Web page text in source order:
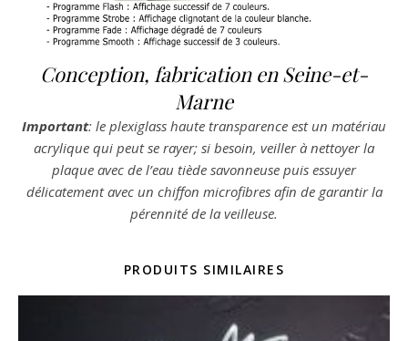
Conception, fabrication en Seine-et-
Marne
Important: le plexiglass haute transparence est un matériau
acrylique qui peut se rayer; si besoin, veiller à nettoyer la
plaque avec de l’eau tiède savonneuse puis essuyer
délicatement avec un chiffon microfibres afin de garantir la
pérennité de la veilleuse.
PRODUITS SIMILAIRES